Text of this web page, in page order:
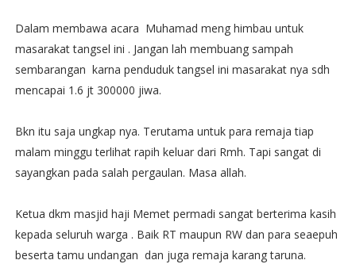
Dalam membawa acara Muhamad meng himbau untuk
masarakat tangsel ini . Jangan lah membuang sampah
sembarangan karna penduduk tangsel ini masarakat nya sdh
mencapai 1.6 jt 300000 jiwa.
Bkn itu saja ungkap nya. Terutama untuk para remaja tiap
malam minggu terlihat rapih keluar dari Rmh. Tapi sangat di
sayangkan pada salah pergaulan. Masa allah.
Ketua dkm masjid haji Memet permadi sangat berterima kasih
kepada seluruh warga . Baik RT maupun RW dan para seaepuh
beserta tamu undangan dan juga remaja karang taruna.